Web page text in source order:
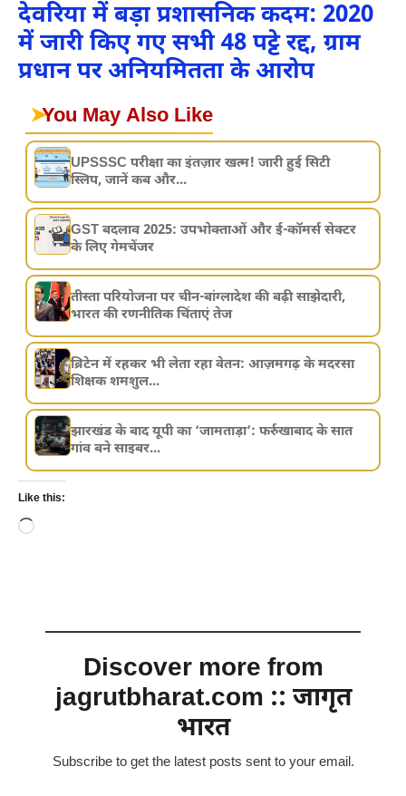
देवरिया में बड़ा प्रशासनिक कदम: 2020
में जारी किए गए सभी 48 पट्टे रद्द, ग्राम
प्रधान पर अनियमितता के आरोप
➤You May Also Like
UPSSSC परीक्षा का इंतज़ार खत्म! जारी हुई सिटी
स्लिप, जानें कब और...
GST बदलाव 2025: उपभोक्ताओं और ई-कॉमर्स सेक्टर
के लिए गेमचेंजर
तीस्ता परियोजना पर चीन-बांग्लादेश की बढ़ी साझेदारी,
भारत की रणनीतिक चिंताएं तेज
ब्रिटेन में रहकर भी लेता रहा वेतन: आज़मगढ़ के मदरसा
शिक्षक शमशुल...
झारखंड के बाद यूपी का ‘जामताड़ा’: फर्रुखाबाद के सात
गांव बने साइबर...
Like this:
Loading…
Discover more from
jagrutbharat.com :: जागृत
भारत
Subscribe to get the latest posts sent to your email.